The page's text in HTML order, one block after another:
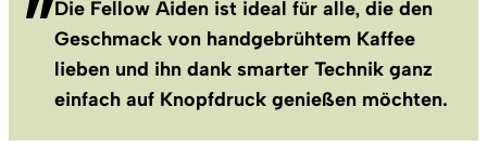
Die Fellow Aiden ist ideal für alle, die den
Geschmack von handgebrühtem Kaffee
lieben und ihn dank smarter Technik ganz
einfach auf Knopfdruck genießen möchten.